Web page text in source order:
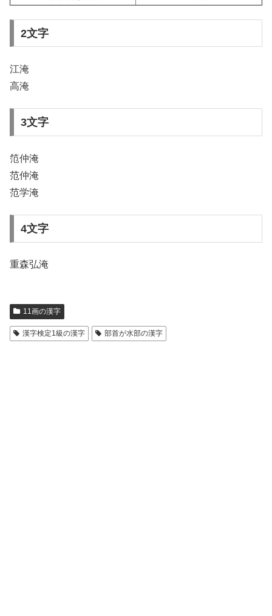
2文字
江淹
高淹
3文字
笵仲淹
范仲淹
范学淹
4文字
重森弘淹
11画の漢字
漢字検定1級の漢字 部首が水部の漢字